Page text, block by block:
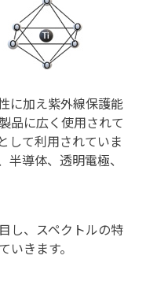
に加え紫外線保護能
品に広く使用されて
して利用されていま
半導体、透明電極、
し、スペクトルの特
いきます。